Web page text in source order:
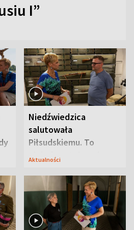
I”
Niedźwiedzica
salutowała
Piłsudskiemu. To
niejedyna tajemnica
Aktualności